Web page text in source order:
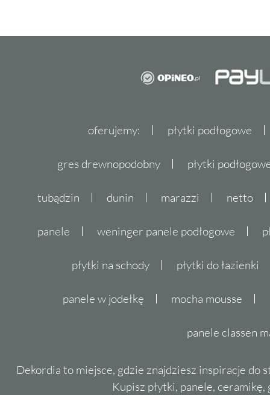
oferujemy: płytki podłogowe
gres drewnopodobny płytki
tubądzin dunin marazzi netto
panele weninger panele podłogowe
płytki na schody płytki do łazienki
panele w jodełkę mocha mousse
panele classen
Dekordia to miejsce, gdzie znajdziesz inspiracje do
Kupisz płytki, panele,